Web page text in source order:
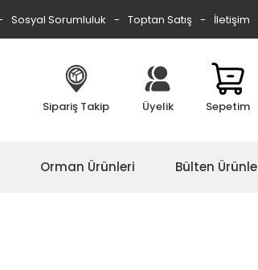
Sosyal Sorumluluk Toptan Satış İletişim
Sipariş Takip Üyelik Sepetim
Orman Ürünleri Bülten